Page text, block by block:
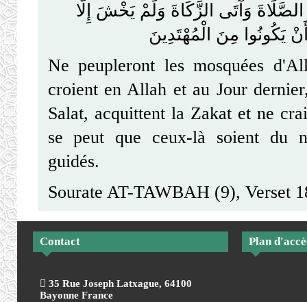
الصَّلَاةَ وَآتَى الزَّكَاةَ وَلَمْ يَخْشَ إِلَّا
يَكُونُوا مِنَ الْمُهْتَدِينَ
Ne peupleront les mosquées
croient en Allah et au Jour
Salat, acquittent la Zakat et ne
se peut que ceux-là soient du
guidés.
Sourate AT-TAWBAH (9), Verset
Contact
35 Rue Joseph Latxague, 64100
Bayonne France
Plan